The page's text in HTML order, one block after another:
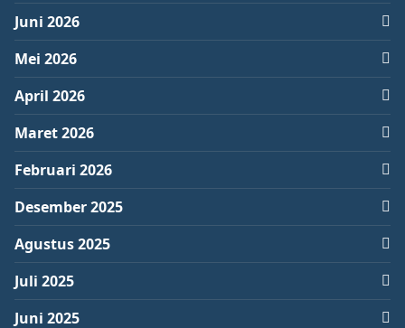
Juni 2026
Mei 2026
April 2026
Maret 2026
Februari 2026
Desember 2025
Agustus 2025
Juli 2025
Juni 2025